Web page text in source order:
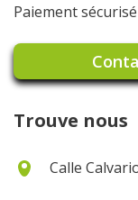
Paiement sécurisé
Trouve nous
Calle